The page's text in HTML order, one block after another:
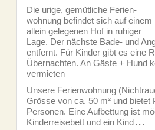
Die urige, gemütliche Ferien­
wohnung befindet sich auf einem
allein gelegenen Hof in ruhiger
Lage. Der nächste Bade- und
entfernt. Für Kinder gibt es eine
Übernachten. An Gäste + Hund
vermieten
Unsere Ferien­wohnung
Grösse von ca. 50 m² und bietet
Personen. Eine Aufbettung ist
Kinderreisebett und ein Kind...